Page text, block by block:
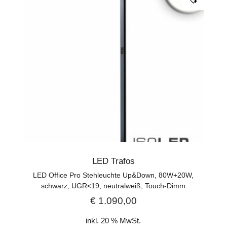
LED Trafos
LED Office Pro Stehleuchte Up&Down, 80W+20W,
schwarz, UGR<19, neutralweiß, Touch-Dimm
€1.090,00
inkl. 20 % MwSt.